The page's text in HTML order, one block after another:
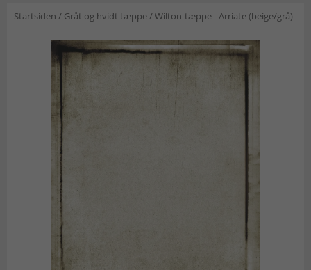
LAGT I INDKØBSKURVEN.
Startsiden / Gråt og hvidt tæppe/Wilton-tæppe - Arriate (beige/grå)